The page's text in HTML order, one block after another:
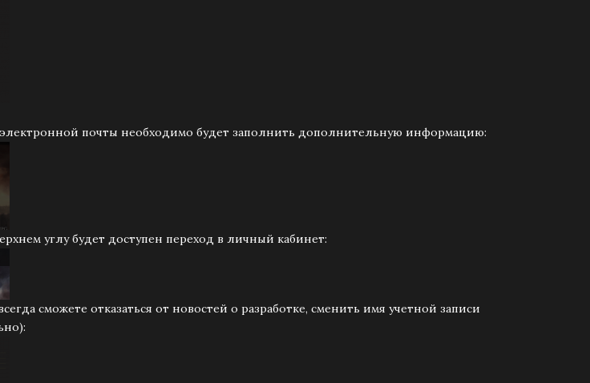
почты необходимо будет заполнить дополнительную информацию:
углу будет доступен переход в личный кабинет:
сможете отказаться от новостей о разработке, сменить имя учетной записи